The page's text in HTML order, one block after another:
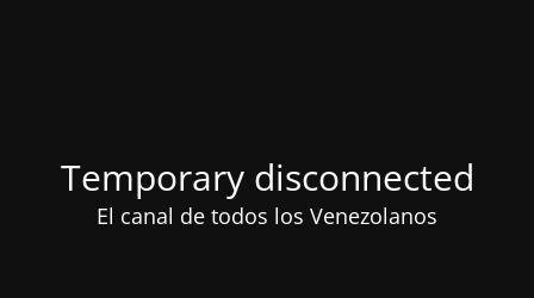
Temporary disconnected
El canal de todos los Venezolanos